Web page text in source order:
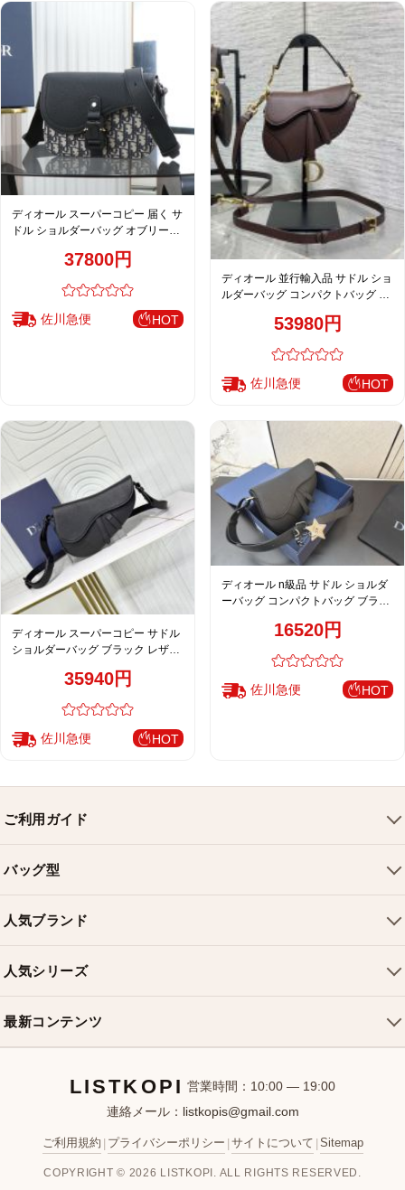
ディオール スーパーコピー 届く サ
ドル ショルダーバッグ オブリーク
37800円
佐川急便 HOT
ディオール 並行輸入品 サドル ショ
ルダーバッグ コンパクトバッグ ブ
53980円
佐川急便 HOT
ディオール スーパーコピー サドル
ショルダーバッグ ブラック レザー
35940円
佐川急便 HOT
ディオール n級品 サドル ショルダ
ーバッグ コンパクトバッグ ブラッ
16520円
佐川急便 HOT
ご利用ガイド
配送について
返品・交換
お問い合わせ
バッグ型
ショルダーバッグ
クロスボディバッグ
ミニバッグ
バケットバッグ
人気ブランド
シャネルバッグ
ディオールバッグ
人気シリーズ
最新コンテンツ
新着アイテム
ブランドカテゴリ
お客様レビュー
LISTKOPI 営業時間：10:00 — 19:00
連絡メール： listkopis@gmail.com
ご利用規約 プライバシーポリシー サイトについて Sitemap
COPYRIGHT © 2026 LISTKOPI. ALL RIGHTS RESERVED.